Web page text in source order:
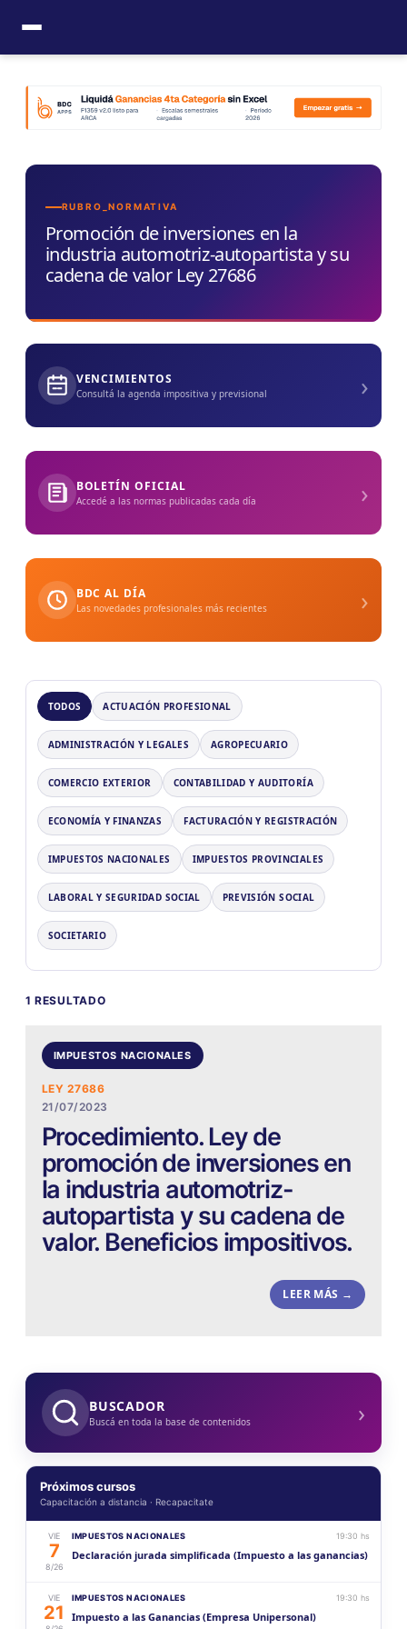
contenido
RUBRO_NORMATIVA
Promoción de inversiones en la
industria automotriz-autopartista y su
cadena de valor Ley 27686
VENCIMIENTOS
Consultá la agenda impositiva y previsional ›
BOLETÍN OFICIAL
Accedé a las normas publicadas cada día ›
BDC AL DÍA
Las novedades profesionales más recientes ›
TODOS ACTUACIÓN PROFESIONAL
ADMINISTRACIÓN Y LEGALES AGROPECUARIO
COMERCIO EXTERIOR CONTABILIDAD Y AUDITORÍA
ECONOMÍA Y FINANZAS FACTURACIÓN Y REGISTRACIÓN
IMPUESTOS NACIONALES IMPUESTOS PROVINCIALES
LABORAL Y SEGURIDAD SOCIAL PREVISIÓN SOCIAL
SOCIETARIO
1 RESULTADO
IMPUESTOS NACIONALES
LEY 27686
21/07/2023
Procedimiento. Ley de
promoción de inversiones en
la industria automotriz-
autopartista y su cadena de
valor. Beneficios impositivos.
LEER MÁS →
BUSCADOR
Buscá en toda la base de contenidos ›
Próximos cursos
Capacitación a distancia · Recapacitate
VIE
7
8/26
IMPUESTOS NACIONALES 19:30 hs
Declaración jurada simplificada (Impuesto a las ganancias)
VIE
21
IMPUESTOS NACIONALES 19:30 hs
Impuesto a las Ganancias (Empresa Unipersonal)